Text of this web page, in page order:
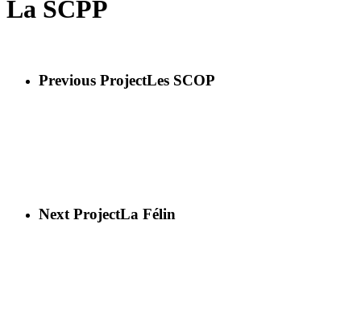
La SCPP
Previous ProjectLes SCOP
Next ProjectLa Félin